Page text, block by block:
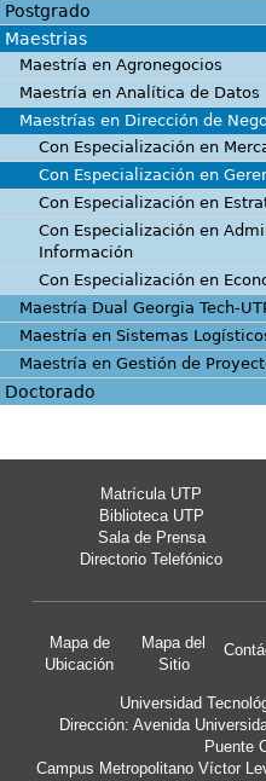
Postgrado
Maestrias
Maestría en Agronegocios
Maestría en Analítica de Datos
Maestrías en Dirección de
Con Especialización en
Con Especialización en
Con Especialización en
Con Especialización en
Información
Con Especialización en
Maestría Dual Georgia Tech-
Maestría en Sistemas
Maestría en Gestión de
Doctorado
Matrícula UTP
Biblioteca UTP
Sala de Prensa
Directorio Telefónico
Mapa de
Ubicación
Mapa del
Sitio
Universidad
Dirección: Avenida
Puente
Campus Metropolitano Víctor